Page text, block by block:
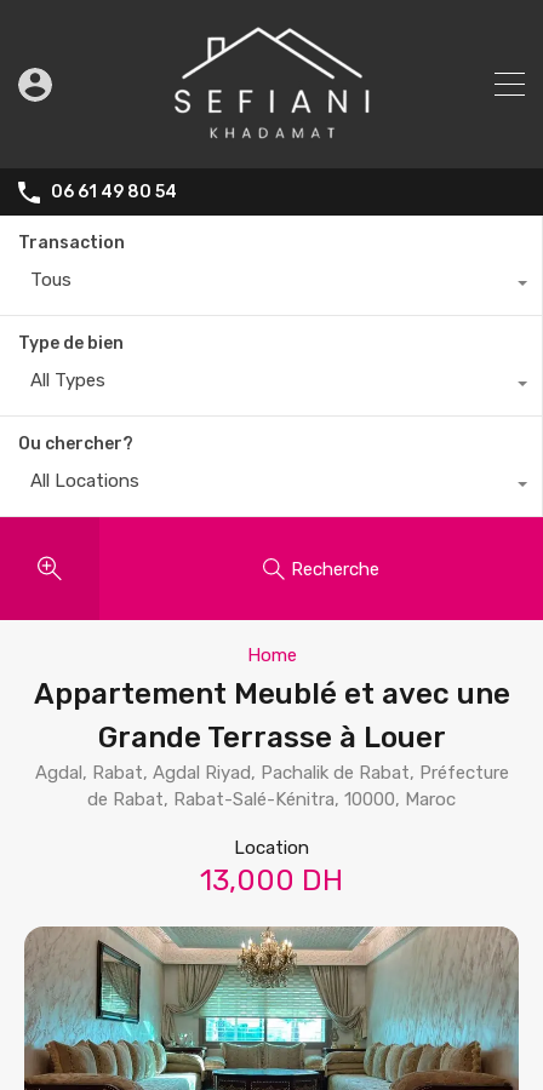
06 61 49 80 54
Transaction
Tous
Type de bien
All Types
Ou chercher?
All Locations
Recherche
Home
Appartement Meublé et avec une
Grande Terrasse à Louer
Agdal, Rabat, Agdal Riyad, Pachalik de Rabat, Préfecture
de Rabat, Rabat-Salé-Kénitra, 10000, Maroc
Location
13,000 DH